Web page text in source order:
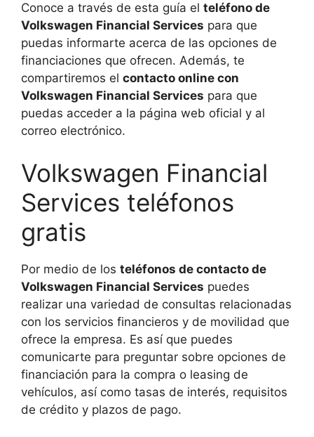
Conoce a través de esta guía el teléfono de
Volkswagen Financial Services para que
puedas informarte acerca de las opciones de
financiaciones que ofrecen. Además, te
compartiremos el contacto online con
Volkswagen Financial Services para que
puedas acceder a la página web oficial y al
correo electrónico.
Volkswagen Financial
Services teléfonos
gratis
Por medio de los teléfonos de contacto de
Volkswagen Financial Services puedes
realizar una variedad de consultas relacionadas
con los servicios financieros y de movilidad que
ofrece la empresa. Es así que puedes
comunicarte para preguntar sobre opciones de
financiación para la compra o leasing de
vehículos, así como tasas de interés, requisitos
de crédito y plazos de pago.